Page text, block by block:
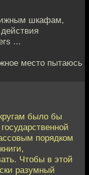
шкафам,
...
место пытаюсь
было бы
порядком
Чтобы в этой
разумный